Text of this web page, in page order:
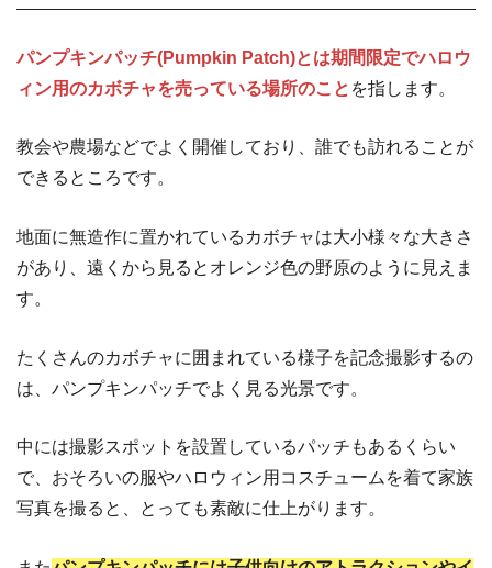
パンプキンパッチ(Pumpkin Patch)とは期間限定でハロウ
ィン用のカボチャを売っている場所のこと を指します。
教会や農場などでよく開催しており、誰でも訪れることが
できるところです。
地面に無造作に置かれているカボチャは大小様々な大きさ
があり、遠くから見るとオレンジ色の野原のように見えま
す。
たくさんのカボチャに囲まれている様子を記念撮影するの
は、パンプキンパッチでよく見る光景です。
中には撮影スポットを設置しているパッチもあるくらい
で、おそろいの服やハロウィン用コスチュームを着て家族
写真を撮ると、とっても素敵に仕上がります。